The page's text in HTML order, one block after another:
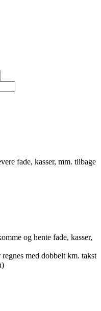
fade, kasser, mm. tilbage
og hente fade, kasser,
med dobbelt km. takst